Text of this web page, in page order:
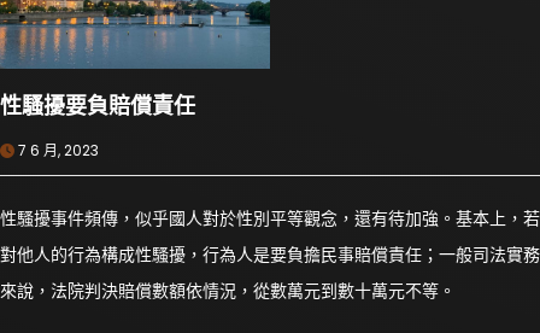
性騷擾要負賠償責任
7 6 月, 2023
性騷擾事件頻傳，似乎國人對於性別平等觀念，還有待加強。基本上，若
對他人的行為構成性騷擾，行為人是要負擔民事賠償責任；一般司法實務
來說，法院判決賠償數額依情況，從數萬元到數十萬元不等。